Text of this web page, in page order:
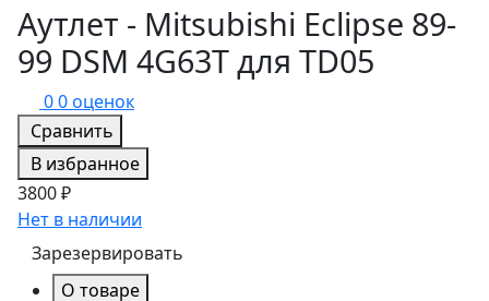
Аутлет - Mitsubishi Eclipse 89-
99 DSM 4G63T для TD05
00 оценок
Сравнить
В избранное
3800 ₽
Нет в наличии
Зарезервировать
О товаре